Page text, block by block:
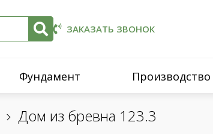
ЗАКАЗАТЬ ЗВОНОК
Фундамент Производство
Дом из бревна 123.3